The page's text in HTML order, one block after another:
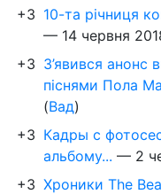
+3 10-та річниця
— 14 червня
+3 З’явився анонс
піснями Пола
(Вад)
+3 Кадры с
альбому... — 2
+3 Хроники The